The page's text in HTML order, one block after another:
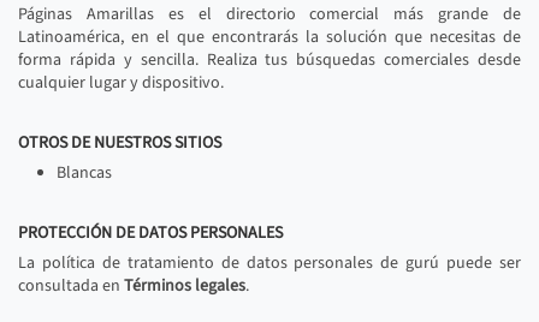
Páginas Amarillas es el directorio comercial más grande de
Latinoamérica, en el que encontrarás la solución que necesitas de
forma rápida y sencilla. Realiza tus búsquedas comerciales desde
cualquier lugar y dispositivo.
OTROS DE NUESTROS SITIOS
Blancas
PROTECCIÓN DE DATOS PERSONALES
La política de tratamiento de datos personales de gurú puede ser
consultada en Términos legales.